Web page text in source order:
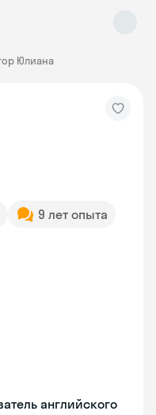
Юлиана
9 лет опыта
английского